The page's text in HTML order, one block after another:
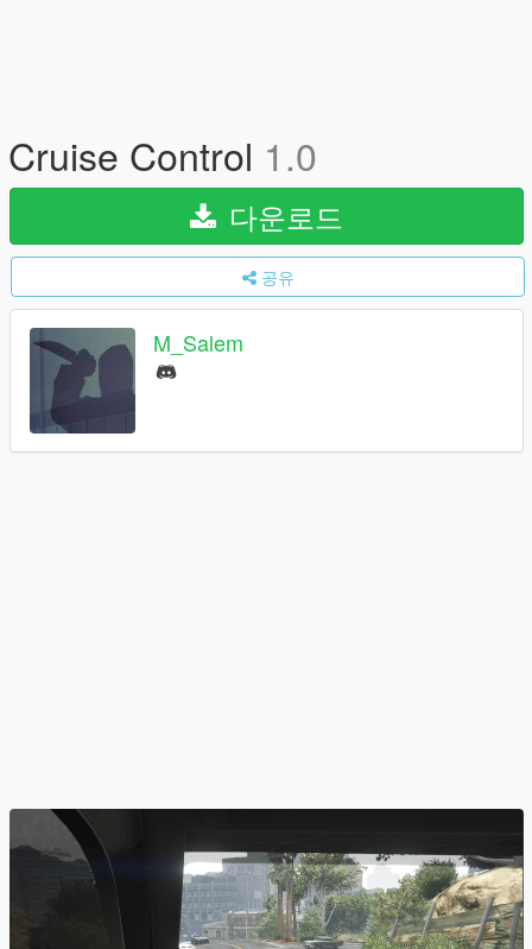
Cruise Control 1.0
다운로드
공유
M_Salem